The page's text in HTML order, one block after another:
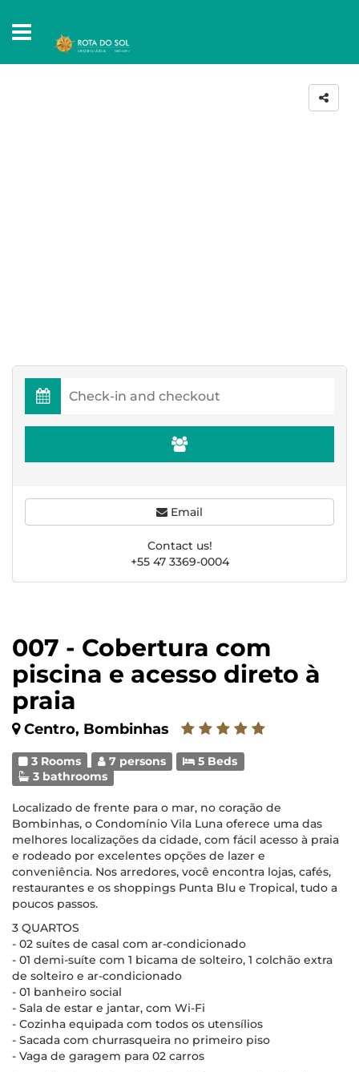
007 - Cobertura com
piscina e acesso direto à
praia
Centro, Bombinhas
3 Rooms 7 persons
5 Beds
3 bathrooms
Localizado de frente para o mar, no coração de
Bombinhas, o Condomínio Vila Luna oferece uma das
melhores localizações da cidade, com fácil acesso à praia
e rodeado por excelentes opções de lazer e
conveniência. Nos arredores, você encontra lojas, cafés,
restaurantes e os shoppings Punta Blu e Tropical, tudo a
poucos passos.
3 QUARTOS
- 02 suítes de casal com ar-condicionado
- 01 demi-suíte com 1 bicama de solteiro, 1 colchão extra
de solteiro e ar-condicionado
- 01 banheiro social
- Sala de estar e jantar, com Wi-Fi
- Cozinha equipada com todos os utensílios
- Sacada com churrasqueira no primeiro piso
- Vaga de garagem para 02 carros
Email
Contact us!
+55 47 3369-0004